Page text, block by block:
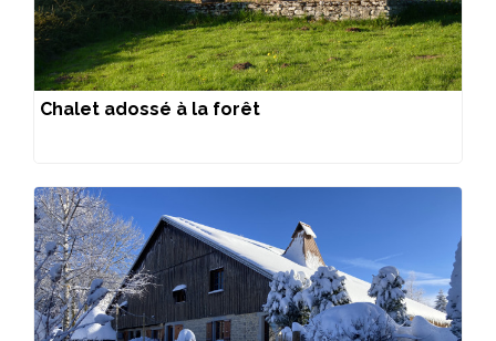
Chalet adossé à la forêt